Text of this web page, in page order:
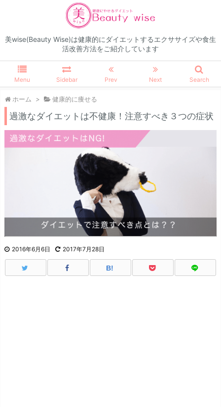
美wise(Beauty Wise)は健康的にダイエットするエクササイズや食生
活改善方法をご紹介しています
Menu Sidebar Prev Next Search
ホーム > 健康的に痩せる
過激なダイエットは不健康！注意すべき３つの症状
2016年6月6日 2017年7月28日
B!